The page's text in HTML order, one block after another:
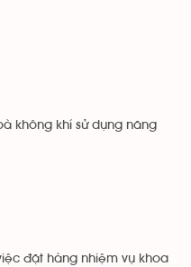
không khí sử dụng năng
việc đặt hàng nhiệm vụ khoa